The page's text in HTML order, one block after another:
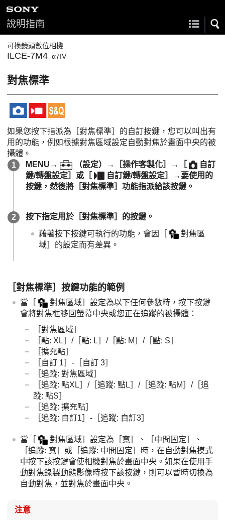
說明指南
可換鏡頭數位相機
ILCE-7M4 α7IV
對焦標準
如果您按下指派為 ［對焦標準］ 的自訂按鍵，您可以叫出有
用的功能，例如根據對焦區域設定自動對焦於畫面中央的被
攝體。
MENU→
（設定）→ ［操作客製化］ →
自訂
鍵/轉盤設定］ 或 自訂鍵/轉盤設定］
→要使用的
按鍵，然後將 ［對焦標準］ 功能指派給該按鍵。
按下指定用於 ［對焦標準］ 的按鍵。
藉著按下按鍵可執行的功能，會因
對焦區
域］ 的設定而有差異。
［對焦標準］ 按鍵功能的範例
當 對焦區域］ 設定為以下任何參數時，按下按鍵
會將對焦框移回螢幕中央或您正在追蹤的被攝體：
［對焦區域］
［點: XL］ /［點: L］ /［點: M］ /［點: S］
［擴充點］
［自訂 1］ - ［自訂 3］
［追蹤: 對焦區域］
［追蹤: 點XL］ /［追蹤: 點L］ /［追蹤: 點M］ /［追
蹤: 點S］
［追蹤: 擴充點］
［追蹤: 自訂1］ - ［追蹤: 自訂3］
當 對焦區域］ 設定為 ［寬］ 、 ［中間固定］
、
［追蹤: 寬］ 或 ［追蹤: 中間固定］
時，在自動對焦模式
中按下該按鍵會使相機對焦於畫面中央。如果在使用手
動對焦錄製動態影像時按下該按鍵，則可以暫時切換為
自動對焦，並對焦於畫面中央。
注意